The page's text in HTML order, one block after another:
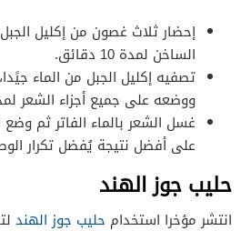
إحضار ثلاث غصون من إكليل
الساخن لمدة 10 دقائق.
تصفيه إكليل الجبل من الماء
ووضعه على جميع أجزاء الشعر لمدة 30
غسل الشعر بالماء الفاتر ثم
على أفضل نتيجة يُفضل تكرار
حليب جوز الهند
انتشر مؤخرا استخدام حليب جوز الهند